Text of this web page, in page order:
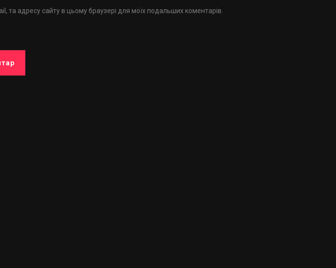
та адресу сайту в цьому браузері для моїх подальших коментарів.